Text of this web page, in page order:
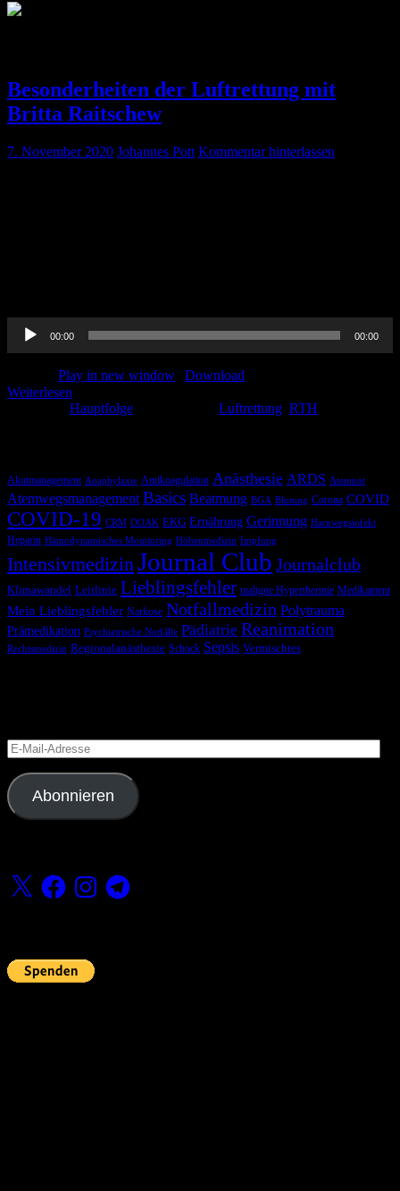
Besonderheiten der Luftrettung mit
Britta Raitschew
7. November 2020 Johannes Pott Kommentar hinterlassen
Audio-
Player
00:00 00:00
Play in new window
Download
Weiterlesen
Hauptfolge Luftrettung RTH
Akutmanagement Anaphylaxie Antikoagulation Anästhesie ARDS Atemnot
Atemwegsmanagement Basics Beatmung BGA Blutung Corona COVID
COVID-19 CRM DOAK EKG Ernährung Gerinnung Harnwegsinfekt
Heparin Hämodynamisches Monitoring Höhenmedizin Impfung
IntensivmedizinJournal Club Journalclub
Klimawandel Leitlinie Lieblingsfehler maligne Hyperthermie Medikament
Mein Lieblingsfehler Narkose Notfallmedizin Polytrauma
Prämedikation Psychiatrische Notfälle Pädiatrie Reanimation
Rechtsmedizin Regionalanästhesie Schock Sepsis Vermischtes
E-
Mail-
Adresse
Abonnieren
X FacebookInstagramTelegram